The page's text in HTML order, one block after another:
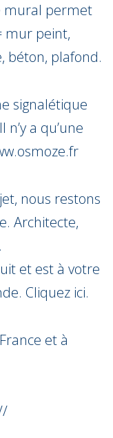
mural permet
mur peint,
béton, plafond.
signalétique
a qu’une
nous restons
Architecte,
et est à votre
Cliquez ici.
et à